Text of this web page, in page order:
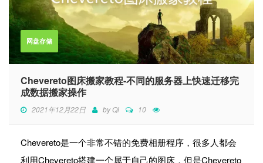
网盘存储
Chevereto图床搬家教程-不同的服务器上快速迁移完
成数据搬家操作
2021年12月22日 byQi 10
Chevereto是一个非常不错的免费相册程序，很多人都会
利用Chevereto搭建一个属于自己的图床，但是Chevereto